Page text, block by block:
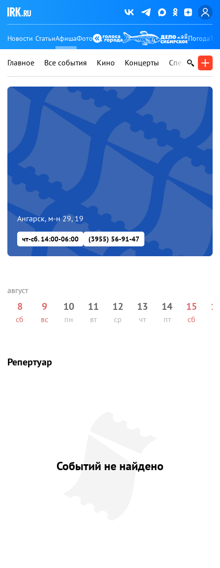
Новости СтатьиАфишаФото Погода
Главное Все события Кино Концерты Спектакли
Ангарск, м-н 29, 19
чт-сб. 14:00-06:00 (3955) 56-91-47
8
сб
9
вс
10
пн
11
вт
12
ср
13
чт
14
пт
15
сб
Репертуар
Событий не найдено